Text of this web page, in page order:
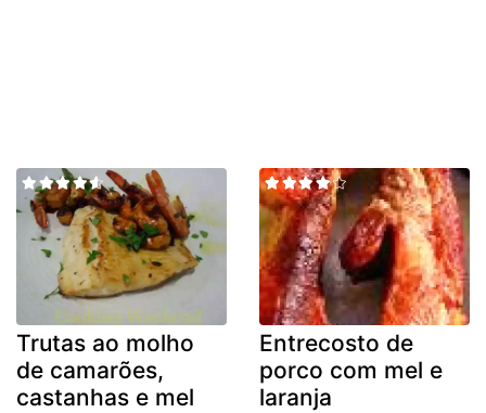
Trutas ao molho
de camarões,
castanhas e mel
Entrecosto de
porco com mel e
laranja